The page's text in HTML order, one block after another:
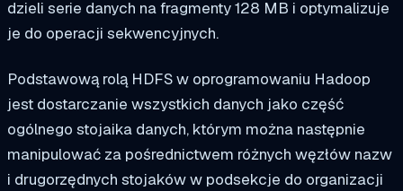
dzieli serie danych na fragmenty 128 MB i optymalizuje
je do operacji sekwencyjnych.
Podstawową rolą HDFS w oprogramowaniu Hadoop
jest dostarczanie wszystkich danych jako część
ogólnego stojaika danych, którym można następnie
manipulować za pośrednictwem różnych węzłów nazw
i drugorzędnych stojaków w podsekcje do organizacji